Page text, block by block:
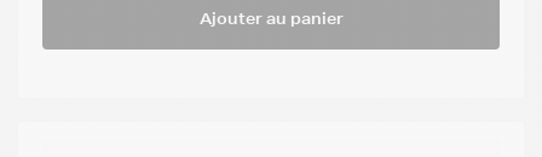
Ajouter au panier